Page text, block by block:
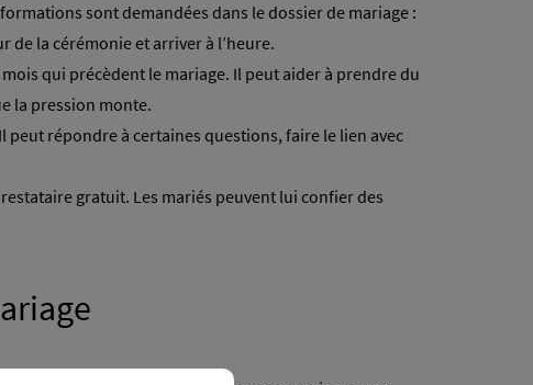
sont demandées dans le dossier de mariage :
la cérémonie et arriver à l’heure.
qui précèdent le mariage. Il peut aider à prendre du
la pression monte.
répondre à certaines questions, faire le lien avec
gratuit. Les mariés peuvent lui confier des